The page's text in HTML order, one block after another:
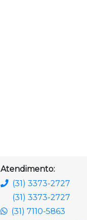
Atendimento:
(31) 3373-2727
(31) 3373-2727
(31) 7110-5863